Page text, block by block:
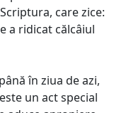
care zice:
a ridicat călcâiul
în ziua de azi,
un act special